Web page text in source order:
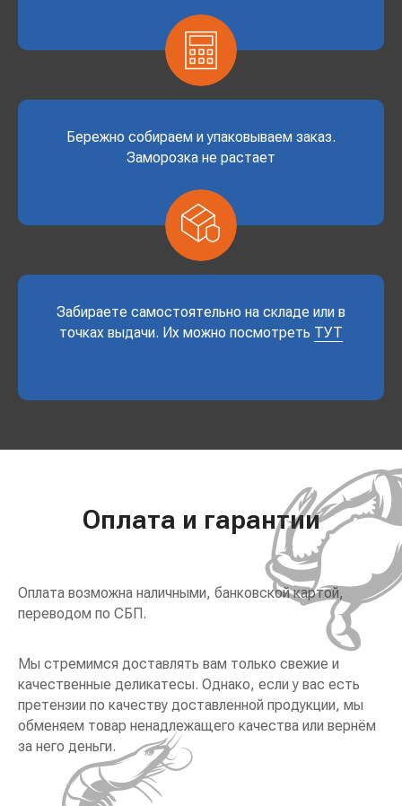
Бережно собираем и упаковываем заказ.
Заморозка не растает
Забираете самостоятельно на складе или в
точках выдачи. Их можно посмотреть ТУТ
Оплата и гарантии
Оплата возможна наличными, банковской картой,
переводом по СБП.
Мы стремимся доставлять вам только свежие и
качественные деликатесы. Однако, если у вас есть
претензии по качеству доставленной продукции, мы
обменяем товар ненадлежащего качества или вернём
за него деньги.